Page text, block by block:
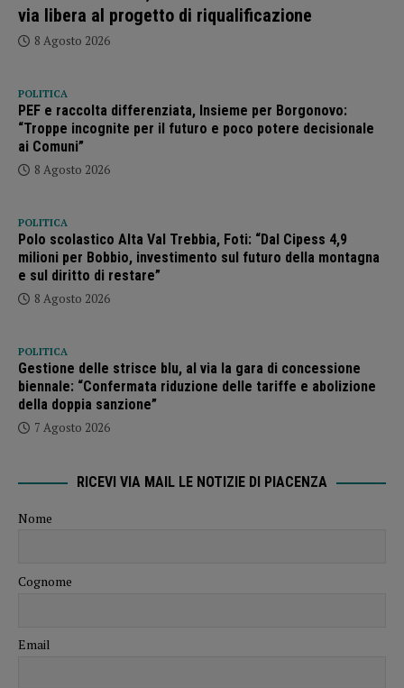
via libera al progetto di riqualificazione
8 Agosto 2026
POLITICA
PEF e raccolta differenziata, Insieme per Borgonovo:
“Troppe incognite per il futuro e poco potere decisionale
ai Comuni”
8 Agosto 2026
POLITICA
Polo scolastico Alta Val Trebbia, Foti: “Dal Cipess 4,9
milioni per Bobbio, investimento sul futuro della montagna
e sul diritto di restare”
8 Agosto 2026
POLITICA
Gestione delle strisce blu, al via la gara di concessione
biennale: “Confermata riduzione delle tariffe e abolizione
della doppia sanzione”
7 Agosto 2026
RICEVI VIA MAIL LE NOTIZIE DI PIACENZA
Nome
Cognome
Email